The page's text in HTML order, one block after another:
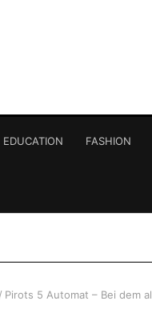
EDUCATION FASHION
/ Pirots 5 Automat – Bei dem